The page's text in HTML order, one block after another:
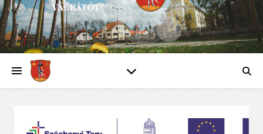
VÁCRÁTÓT
PEST VÁRMEGYE